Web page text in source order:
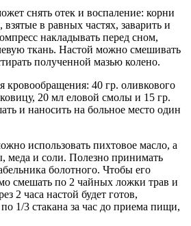
снять отек и воспаление: корни
в равных частях, заварить и
накладывать перед сном,
ткань. Настой можно смешивать
полученной мазью колено.
кровообращения: 40 гр. оливкового
20 мл еловой смолы и 15 гр.
и наносить на больное место один
использовать пихтовое масло, а
меда и соли. Полезно принимать
болотного. Чтобы его
смешать по 2 чайных ложки трав и
2 часа настой будет готов,
1/3 стакана за час до приема пищи,